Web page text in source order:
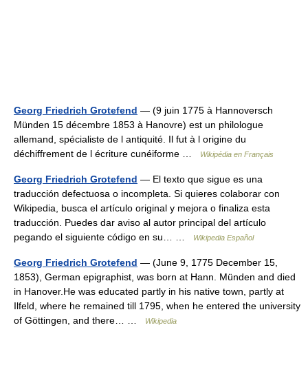
Georg Friedrich Grotefend — (9 juin 1775 à Hannoversch
Münden 15 décembre 1853 à Hanovre) est un philologue
allemand, spécialiste de l antiquité. Il fut à l origine du
déchiffrement de l écriture cunéiforme …
Wikipédia en Français
Georg Friedrich Grotefend — El texto que sigue es una
traducción defectuosa o incompleta. Si quieres colaborar con
Wikipedia, busca el artículo original y mejora o finaliza esta
traducción. Puedes dar aviso al autor principal del artículo
pegando el siguiente código en su… …
Wikipedia Español
Georg Friedrich Grotefend — (June 9, 1775 December 15,
1853), German epigraphist, was born at Hann. Münden and died
in Hanover.He was educated partly in his native town, partly at
Ilfeld, where he remained till 1795, when he entered the university
of Göttingen, and there… …
Wikipedia